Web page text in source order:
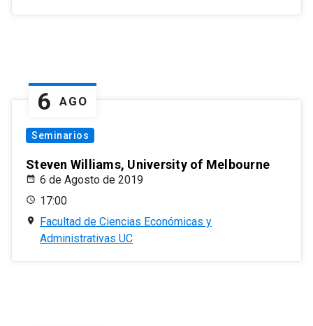
6 AGO
Seminarios
Steven Williams, University of Melbourne
6 de Agosto de 2019
17:00
Facultad de Ciencias Económicas y
Administrativas UC